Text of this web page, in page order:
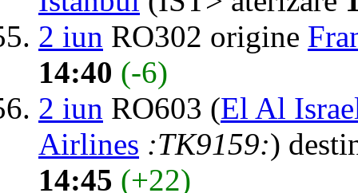
2 iun RO302 origine
14:40 (-6)
2 iun RO603 (El Al
Airlines :TK9159:)
14:45 (+22)